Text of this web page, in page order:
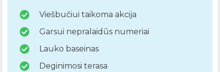
Viešbučiui taikoma akcija
Garsui nepralaidūs numeriai
Lauko baseinas
Deginimosi terasa